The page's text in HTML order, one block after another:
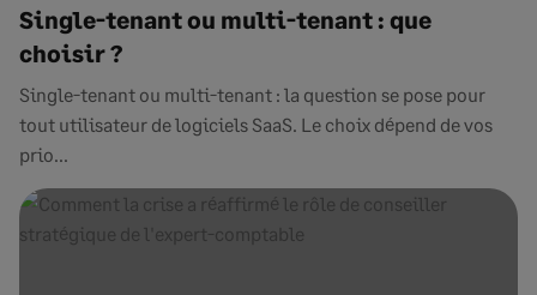
Single-tenant ou multi-tenant : que
choisir ?
Single-tenant ou multi-tenant : la question se pose pour
tout utilisateur de logiciels SaaS. Le choix dépend de vos
prio...